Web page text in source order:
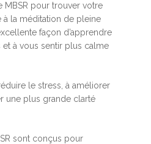
MBSR pour trouver votre
à la méditation de pleine
façon d’apprendre
à vous sentir plus calme
le stress, à améliorer
une plus grande clarté
sont conçus pour